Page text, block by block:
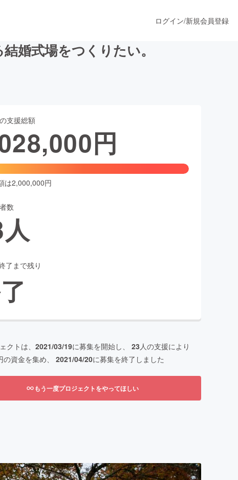
ファッション
ア
ログイン/新規会員登録
婚式場をつくりたい。
支援総額
円
は2,000,000円
数
人
了まで残り
クトは、 2021/03/19に募集を開始し、 23人の支援により
の資金を集め、 2021/04/20に募集を終了しました
もう一度プロジェクトをやってほしい